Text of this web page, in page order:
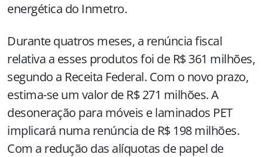
energética do Inmetro.
Durante quatros meses, a renúncia fiscal
relativa a esses produtos foi de R$ 361 milhões,
segundo a Receita Federal. Com o novo prazo,
estima-se um valor de R$ 271 milhões. A
desoneração para móveis e laminados PET
implicará numa renúncia de R$ 198 milhões.
Com a redução das alíquotas de papel de